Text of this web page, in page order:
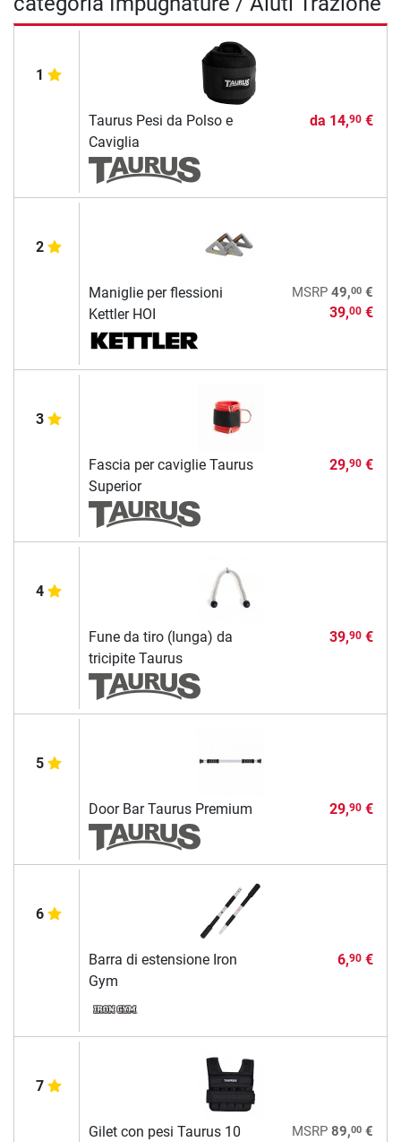
1
Taurus Pesi da Polso e
Caviglia
da 14,90€
2
Maniglie per flessioni
Kettler HOI
MSRP 49,00€
39,00€
3
Fascia per caviglie Taurus
Superior
29,90€
4
Fune da tiro (lunga) da
tricipite Taurus
39,90€
5
Door Bar Taurus Premium 29,90€
6
Barra di estensione Iron
Gym
6,90€
7
Gilet con pesi Taurus 10
MSRP 89,00€